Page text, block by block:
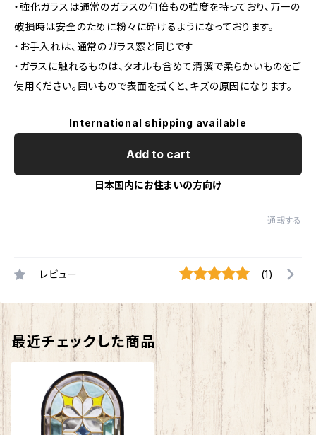
・強化ガラスは通常のガラスの何倍もの強度を持っており、万一の
破損時は安全のために粉々に砕けるようになっております。
・お手入れは、通常のガラス窓と同じです
・ガラスに触れるものは、タオルも含めて清潔で柔らかいものをご
使用ください。固いもので表面を拭くと、キズの原因になります。
International shipping available
Add to cart
日本国内にお住まいの方向け
通報する
レビュー (1)
最近チェックした商品